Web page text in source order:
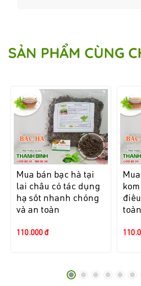
SẢN PHẨM CÙNG
Mua bán bạc hà tại
lai châu có tác dụng
hạ sốt nhanh chóng
và an toàn
110.000 đ